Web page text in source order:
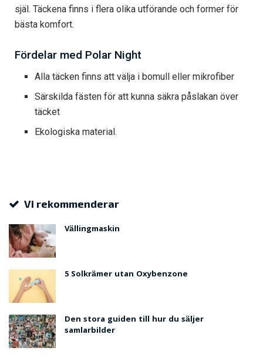
själ. Täckena finns i flera olika utförande och former för
bästa komfort.
Fördelar med Polar Night
Alla täcken finns att välja i bomull eller mikrofiber
Särskilda fästen för att kunna säkra påslakan över
täcket
Ekologiska material.
Vi rekommenderar
Vällingmaskin
5 Solkrämer utan Oxybenzone
Den stora guiden till hur du säljer
samlarbilder